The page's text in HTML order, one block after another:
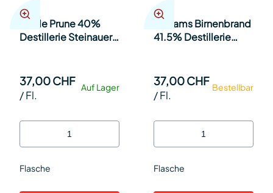
Vieille Prune 40%
Destillerie Steinauer
Auf Lager
37,00 CHF
/Fl.
Flasche
Williams Birnenbrand
41.5% Destillerie
Bestellbar
37,00 CHF
/Fl.
Flasche